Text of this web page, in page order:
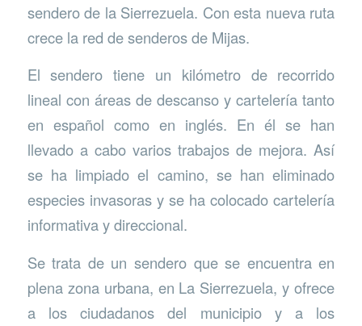
sendero de la Sierrezuela. Con esta nueva ruta
crece la red de senderos de Mijas.
El sendero tiene un kilómetro de recorrido
lineal con áreas de descanso y cartelería tanto
en español como en inglés. En él se han
llevado a cabo varios trabajos de mejora. Así
se ha limpiado el camino, se han eliminado
especies invasoras y se ha colocado cartelería
informativa y direccional.
Se trata de un sendero que se encuentra en
plena zona urbana, en La Sierrezuela, y ofrece
a los ciudadanos del municipio y a los